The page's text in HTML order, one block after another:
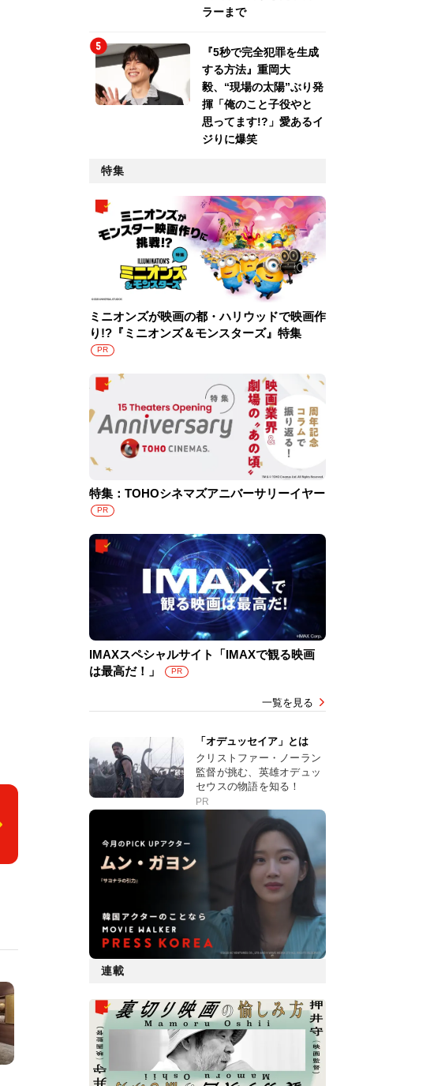
ラーまで
『5秒で完全犯罪を生成
する方法』重岡大
毅、“現場の太陽”ぶり発
揮「俺のこと子役やと
思ってます!?」愛あるイ
ジりに爆笑
特集
ミニオンズが映画の都・ハリウッドで映画作
り!?『ミニオンズ＆モンスターズ』特集
PR
特集：TOHOシネマズアニバーサリーイヤー
PR
IMAXスペシャルサイト「IMAXで観る映画
は最高だ！」
PR
一覧を見る
「オデュッセイア」とは
クリストファー・ノーラン
監督が挑む、英雄オデュッ
セウスの物語を知る！
PR
連載